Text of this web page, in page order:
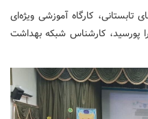
تابستانی، کارگاه آموزشی ویژه‌ای
پورسید، کارشناس شبکه بهداشت